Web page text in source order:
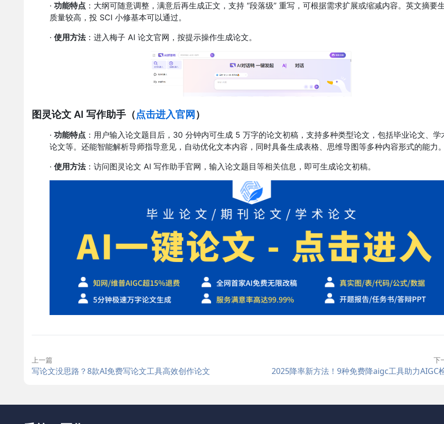
· 功能特点 ：大纲可随意调整，满意后再生成正文，支持 “段落级” 重写，可根据需求扩展或缩减内容。英文摘要
质量较高，投 SCI 小修基本可以通过。
· 使用方法：进入梅子 AI 论文官网，按提示操作生成论文。
图灵论文 AI 写作助手 （点击进入官网 ）
· 功能特点 ：用户输入论文题目后，30 分钟内可生成 5 万字的论文初稿，支持多种类型论文，包括毕业论文、学
论文等。还能智能解析导师指导意见，自动优化文本内容，同时具备生成表格、思维导图等多种内容形式的能力
· 使用方法：访问图灵论文 AI 写作助手官网，输入论文题目等相关信息，即可生成论文初稿。
上一篇
写论文没思路？8款AI免费写论文工具高效创作论文
下
2025降率新方法！9种免费降aigc工具助力AIGC